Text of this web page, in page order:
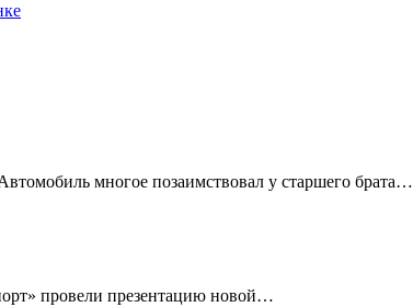
многое позаимствовал у старшего брата…
провели презентацию новой…